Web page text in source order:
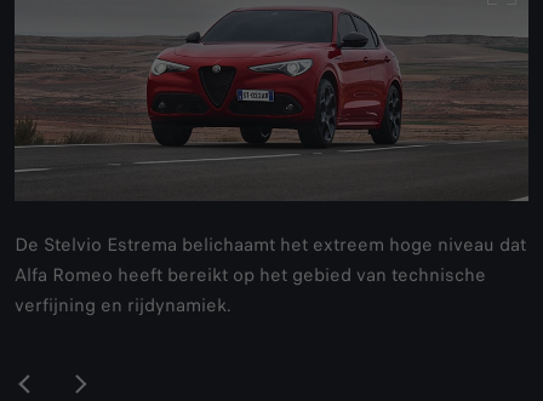
De Stelvio Estrema belichaamt het extreem hoge niveau dat
Alfa Romeo heeft bereikt op het gebied van technische
verfijning en rijdynamiek.